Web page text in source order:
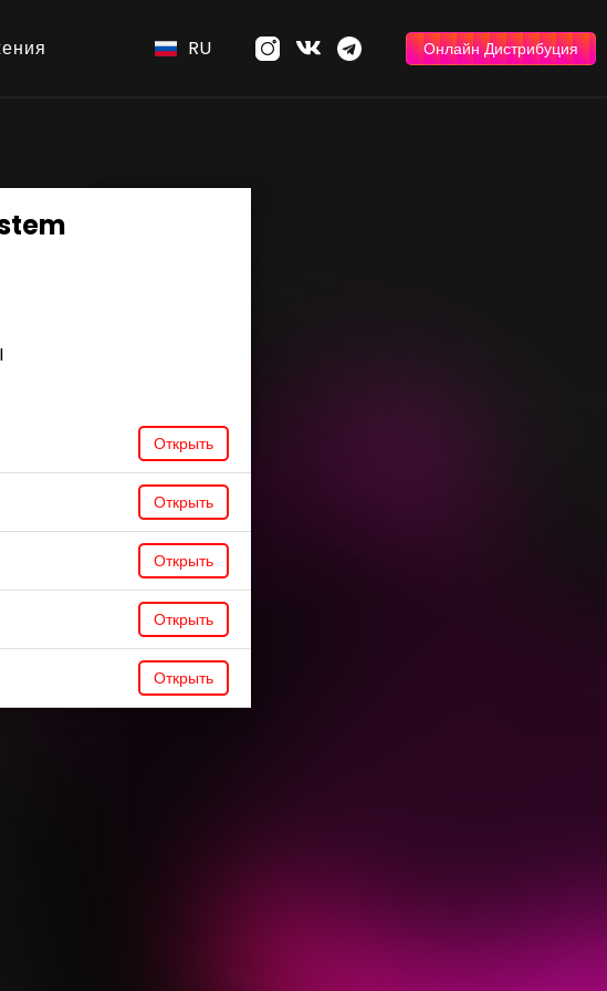
RU Онлайн Дистрибуция
Открыть
Открыть
Открыть
Открыть
Открыть